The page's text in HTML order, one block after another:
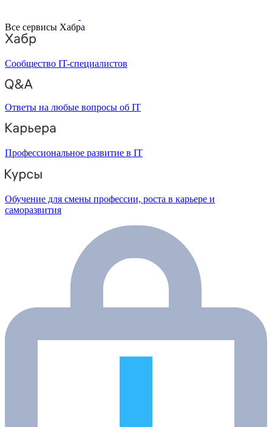
Все сервисы Хабра
Сообщество IT-специалистов
Ответы на любые вопросы об IT
Профессиональное развитие в IT
Обучение для смены профессии, роста в карьере и
саморазвития